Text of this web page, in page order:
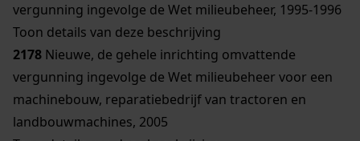
vergunning ingevolge de Wet milieubeheer, 1995-1996
Toon details van deze beschrijving
2178 Nieuwe, de gehele inrichting omvattende
vergunning ingevolge de Wet milieubeheer voor een
machinebouw, reparatiebedrijf van tractoren en
landbouwmachines, 2005